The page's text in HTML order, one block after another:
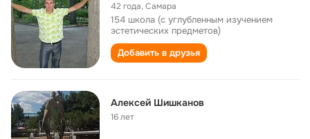
42 года,Самара
154 школа (с углубленным изучением
эстетических предметов)
Добавить в друзья
Алексей Шишканов
16 лет